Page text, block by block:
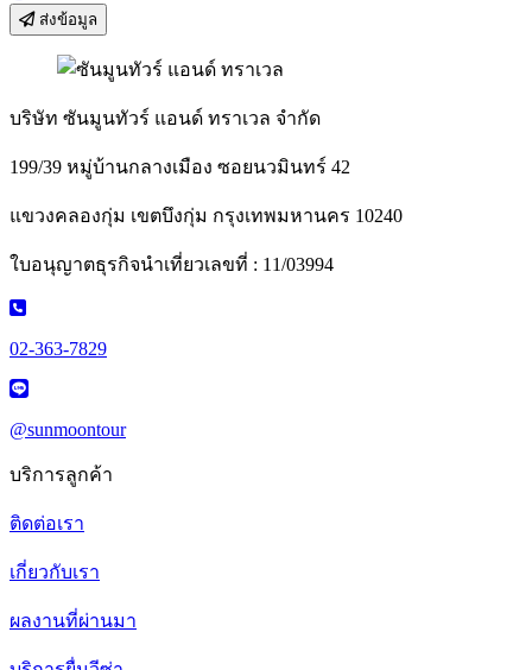
ส่งข้อมูล
บริษัท ซันมูนทัวร์ แอนด์ ทราเวล จำกัด
199/39 หมู่บ้านกลางเมือง ซอยนวมินทร์ 42
แขวงคลองกุ่ม เขตบึงกุ่ม กรุงเทพมหานคร 10240
ใบอนุญาตธุรกิจนำเที่ยวเลขที่ : 11/03994
02-363-7829
@sunmoontour
บริการลูกค้า
ติดต่อเรา
เกี่ยวกับเรา
ผลงานที่ผ่านมา